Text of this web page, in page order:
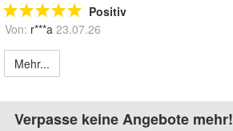
Positiv
Von: r***a 23.07.26
Mehr...
Verpasse keine Angebote mehr!